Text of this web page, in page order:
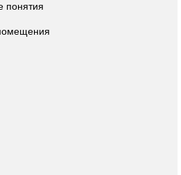
понятия